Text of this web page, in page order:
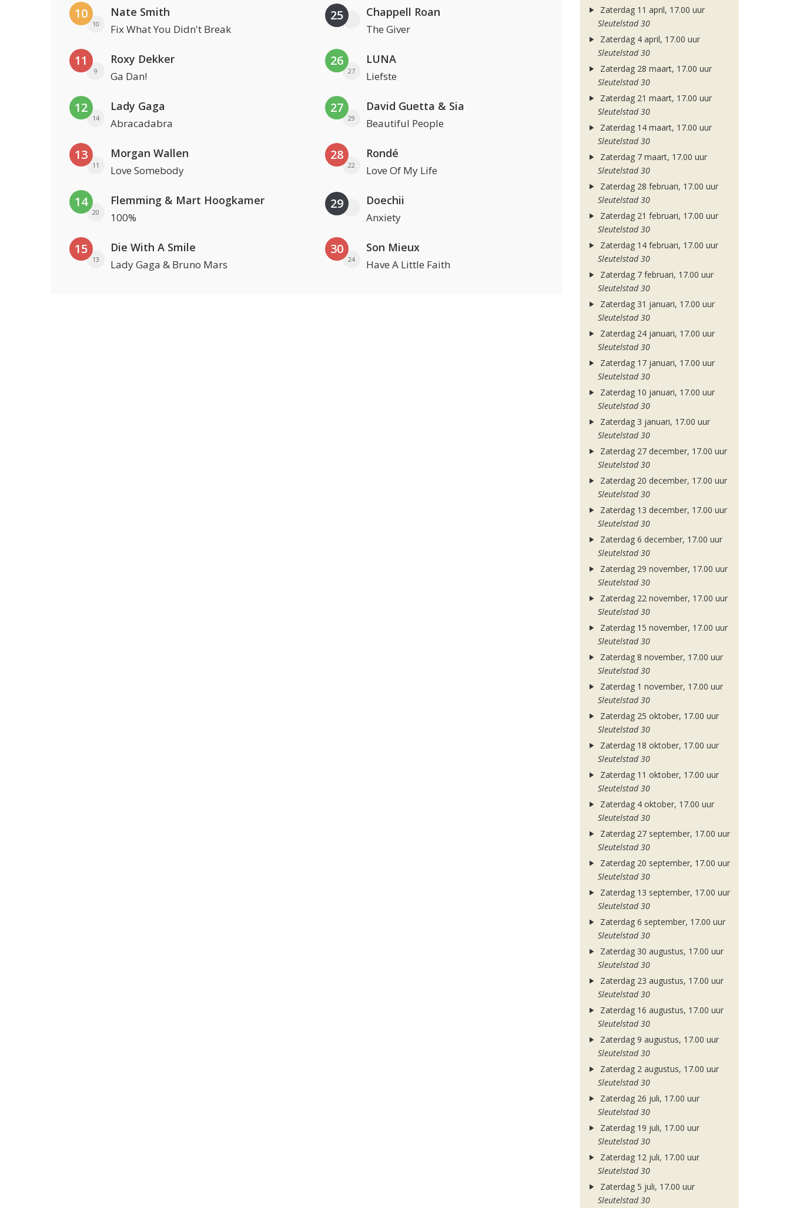
10
10
Nate Smith
Fix What You Didn't Break
11
9
Roxy Dekker
Ga Dan!
12
14
Lady Gaga
Abracadabra
13
11
Morgan Wallen
Love Somebody
14
20
Flemming & Mart Hoogkamer
100%
15
13
Die With A Smile
Lady Gaga & Bruno Mars
25 Chappell Roan
The Giver
26
27
LUNA
Liefste
27
29
David Guetta & Sia
Beautiful People
28
22
Rondé
Love Of My Life
29 Doechii
Anxiety
30
24
Son Mieux
Have A Little Faith
Zaterdag 11 april, 17.00 uur
Sleutelstad 30
Zaterdag 4 april, 17.00 uur
Sleutelstad 30
Zaterdag 28 maart, 17.00 uur
Sleutelstad 30
Zaterdag 21 maart, 17.00 uur
Sleutelstad 30
Zaterdag 14 maart, 17.00 uur
Sleutelstad 30
Zaterdag 7 maart, 17.00 uur
Sleutelstad 30
Zaterdag 28 februari, 17.00 uur
Sleutelstad 30
Zaterdag 21 februari, 17.00 uur
Sleutelstad 30
Zaterdag 14 februari, 17.00 uur
Sleutelstad 30
Zaterdag 7 februari, 17.00 uur
Sleutelstad 30
Zaterdag 31 januari, 17.00 uur
Sleutelstad 30
Zaterdag 24 januari, 17.00 uur
Sleutelstad 30
Zaterdag 17 januari, 17.00 uur
Sleutelstad 30
Zaterdag 10 januari, 17.00 uur
Sleutelstad 30
Zaterdag 3 januari, 17.00 uur
Sleutelstad 30
Zaterdag 27 december, 17.00 uur
Sleutelstad 30
Zaterdag 20 december, 17.00 uur
Sleutelstad 30
Zaterdag 13 december, 17.00 uur
Sleutelstad 30
Zaterdag 6 december, 17.00 uur
Sleutelstad 30
Zaterdag 29 november, 17.00 uur
Sleutelstad 30
Zaterdag 22 november, 17.00 uur
Sleutelstad 30
Zaterdag 15 november, 17.00 uur
Sleutelstad 30
Zaterdag 8 november, 17.00 uur
Sleutelstad 30
Zaterdag 1 november, 17.00 uur
Sleutelstad 30
Zaterdag 25 oktober, 17.00 uur
Sleutelstad 30
Zaterdag 18 oktober, 17.00 uur
Sleutelstad 30
Zaterdag 11 oktober, 17.00 uur
Sleutelstad 30
Zaterdag 4 oktober, 17.00 uur
Sleutelstad 30
Zaterdag 27 september, 17.00 uur
Sleutelstad 30
Zaterdag 20 september, 17.00 uur
Sleutelstad 30
Zaterdag 13 september, 17.00 uur
Sleutelstad 30
Zaterdag 6 september, 17.00 uur
Sleutelstad 30
Zaterdag 30 augustus, 17.00 uur
Sleutelstad 30
Zaterdag 23 augustus, 17.00 uur
Sleutelstad 30
Zaterdag 16 augustus, 17.00 uur
Sleutelstad 30
Zaterdag 9 augustus, 17.00 uur
Sleutelstad 30
Zaterdag 2 augustus, 17.00 uur
Sleutelstad 30
Zaterdag 26 juli, 17.00 uur
Sleutelstad 30
Zaterdag 19 juli, 17.00 uur
Sleutelstad 30
Zaterdag 12 juli, 17.00 uur
Sleutelstad 30
Zaterdag 5 juli, 17.00 uur
Sleutelstad 30